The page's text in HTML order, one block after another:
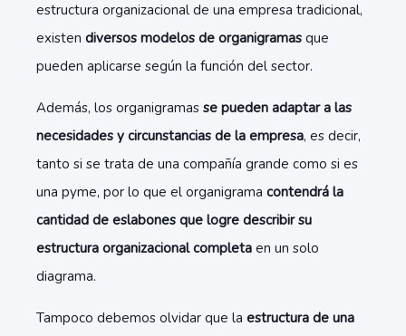
estructura organizacional de una empresa tradicional,
existen diversos modelos de organigramas que
pueden aplicarse según la función del sector.
Además, los organigramas se pueden adaptar a las
necesidades y circunstancias de la empresa, es decir,
tanto si se trata de una compañía grande como si es
una pyme, por lo que el organigrama contendrá la
cantidad de eslabones que logre describir su
estructura organizacional completa en un solo
diagrama.
Tampoco debemos olvidar que la estructura de una